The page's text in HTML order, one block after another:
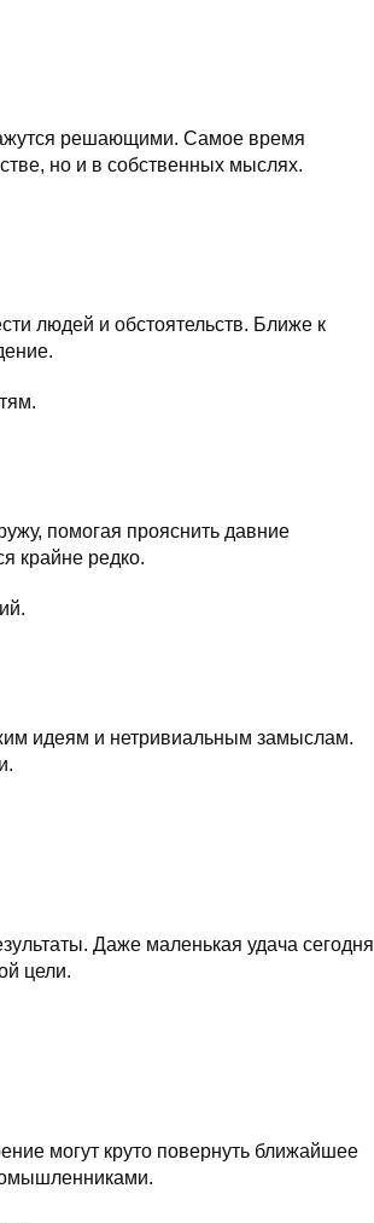
решающими. Самое время
но и в собственных мыслях.
людей и обстоятельств. Ближе к
помогая прояснить давние
крайне редко.
идеям и нетривиальным замыслам.
Даже маленькая удача сегодня
цели.
могут круто повернуть ближайшее